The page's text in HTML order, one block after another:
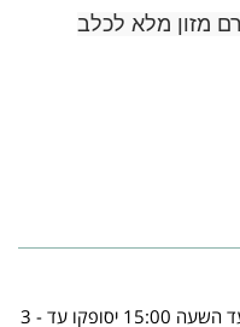
הזמנות שיתקבלו דרך האתר בימים א-ה עד השעה 15:00 יסופקו עד - 3